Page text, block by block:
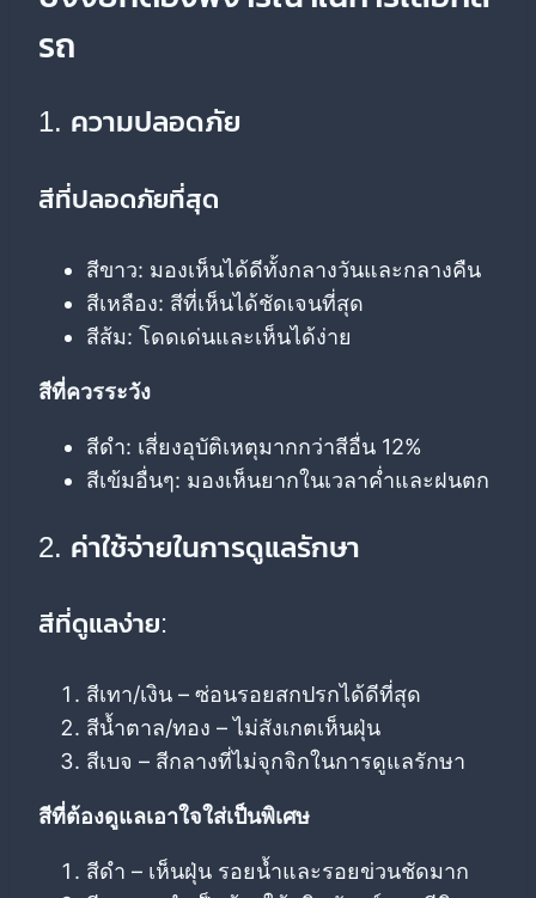
รถ
1. ความปลอดภัย
สีที่ปลอดภัยที่สุด
สีขาว: มองเห็นได้ดีทั้งกลางวันและกลางคืน
สีเหลือง: สีที่เห็นได้ชัดเจนที่สุด
สีส้ม: โดดเด่นและเห็นได้ง่าย
สีที่ควรระวัง
สีดำ: เสี่ยงอุบัติเหตุมากกว่าสีอื่น 12%
สีเข้มอื่นๆ: มองเห็นยากในเวลาค่ำและฝนตก
2. ค่าใช้จ่ายในการดูแลรักษา
สีที่ดูแลง่าย:
สีเทา/เงิน – ซ่อนรอยสกปรกได้ดีที่สุด
สีน้ำตาล/ทอง – ไม่สังเกตเห็นฝุ่น
สีเบจ – สีกลางที่ไม่จุกจิกในการดูแลรักษา
สีที่ต้องดูแลเอาใจใส่เป็นพิเศษ
สีดำ – เห็นฝุ่น รอยน้ำและรอยข่วนชัดมาก